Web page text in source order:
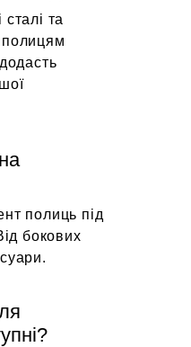
та
полицям
полиць під
бокових